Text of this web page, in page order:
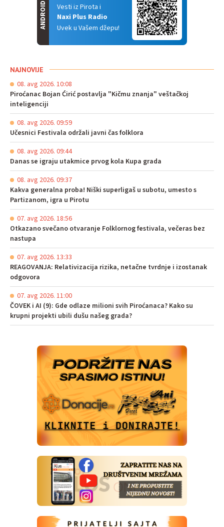
Vesti iz Pirota i
Naxi Plus Radio
Uvek u Vašem džepu!
ANDROID
NAJNOVIJE
08. avg 2026. 10:08
Piroćanac Bojan Ćirić postavlja "Kičmu znanja" veštačkoj
inteligenciji
08. avg 2026. 09:59
Učesnici Festivala održali javni čas folklora
08. avg 2026. 09:44
Danas se igraju utakmice prvog kola Kupa grada
08. avg 2026. 09:37
Kakva generalna proba! Niški superligaš u subotu, umesto s
Partizanom, igra u Pirotu
07. avg 2026. 18:56
Otkazano svečano otvaranje Folklornog festivala, večeras bez
nastupa
07. avg 2026. 13:33
REAGOVANJA: Relativizacija rizika, netačne tvrdnje i izostanak
odgovora
07. avg 2026. 11:00
ČOVEK i AI (9): Gde odlaze milioni svih Piroćanaca? Kako su
krupni projekti ubili dušu našeg grada?